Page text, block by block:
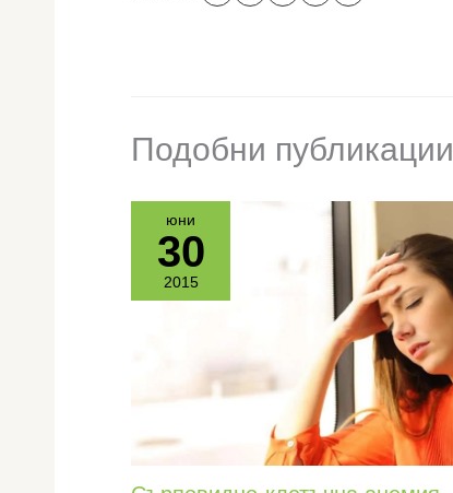
Подобни публикации
юни
30
2015